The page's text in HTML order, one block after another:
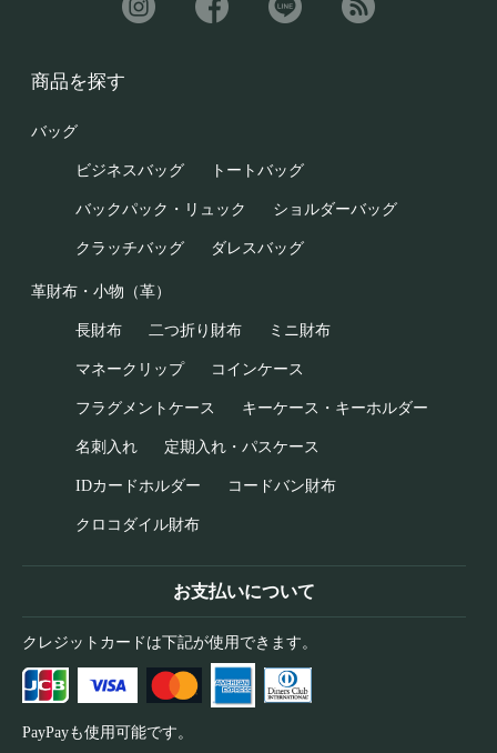
商品を探す
バッグ
ビジネスバッグ トートバッグ
バックパック・リュック ショルダーバッグ
クラッチバッグ ダレスバッグ
革財布・小物（革）
長財布 二つ折り財布 ミニ財布
マネークリップ コインケース
フラグメントケース キーケース・キーホルダー
名刺入れ 定期入れ・パスケース
IDカードホルダー コードバン財布
クロコダイル財布
お支払いについて
クレジットカードは下記が使用できます。
PayPayも使用可能です。